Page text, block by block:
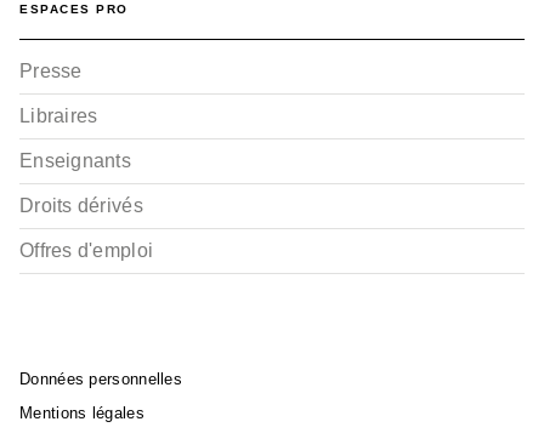
ESPACES PRO
Presse
Libraires
Enseignants
Droits dérivés
Offres d'emploi
Données personnelles
Mentions légales